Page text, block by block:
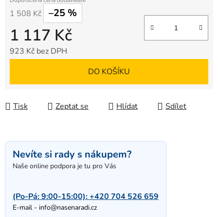
1 508 Kč –25 %
1 117 Kč
923 Kč bez DPH
DO KOŠÍKU
Tisk Zeptat se Hlídat Sdílet
Nevíte si rady s nákupem?
Naše online podpora je tu pro Vás
(Po-Pá: 9:00-15:00):+420 704 526 659
E-mail - info@nasenaradi.cz